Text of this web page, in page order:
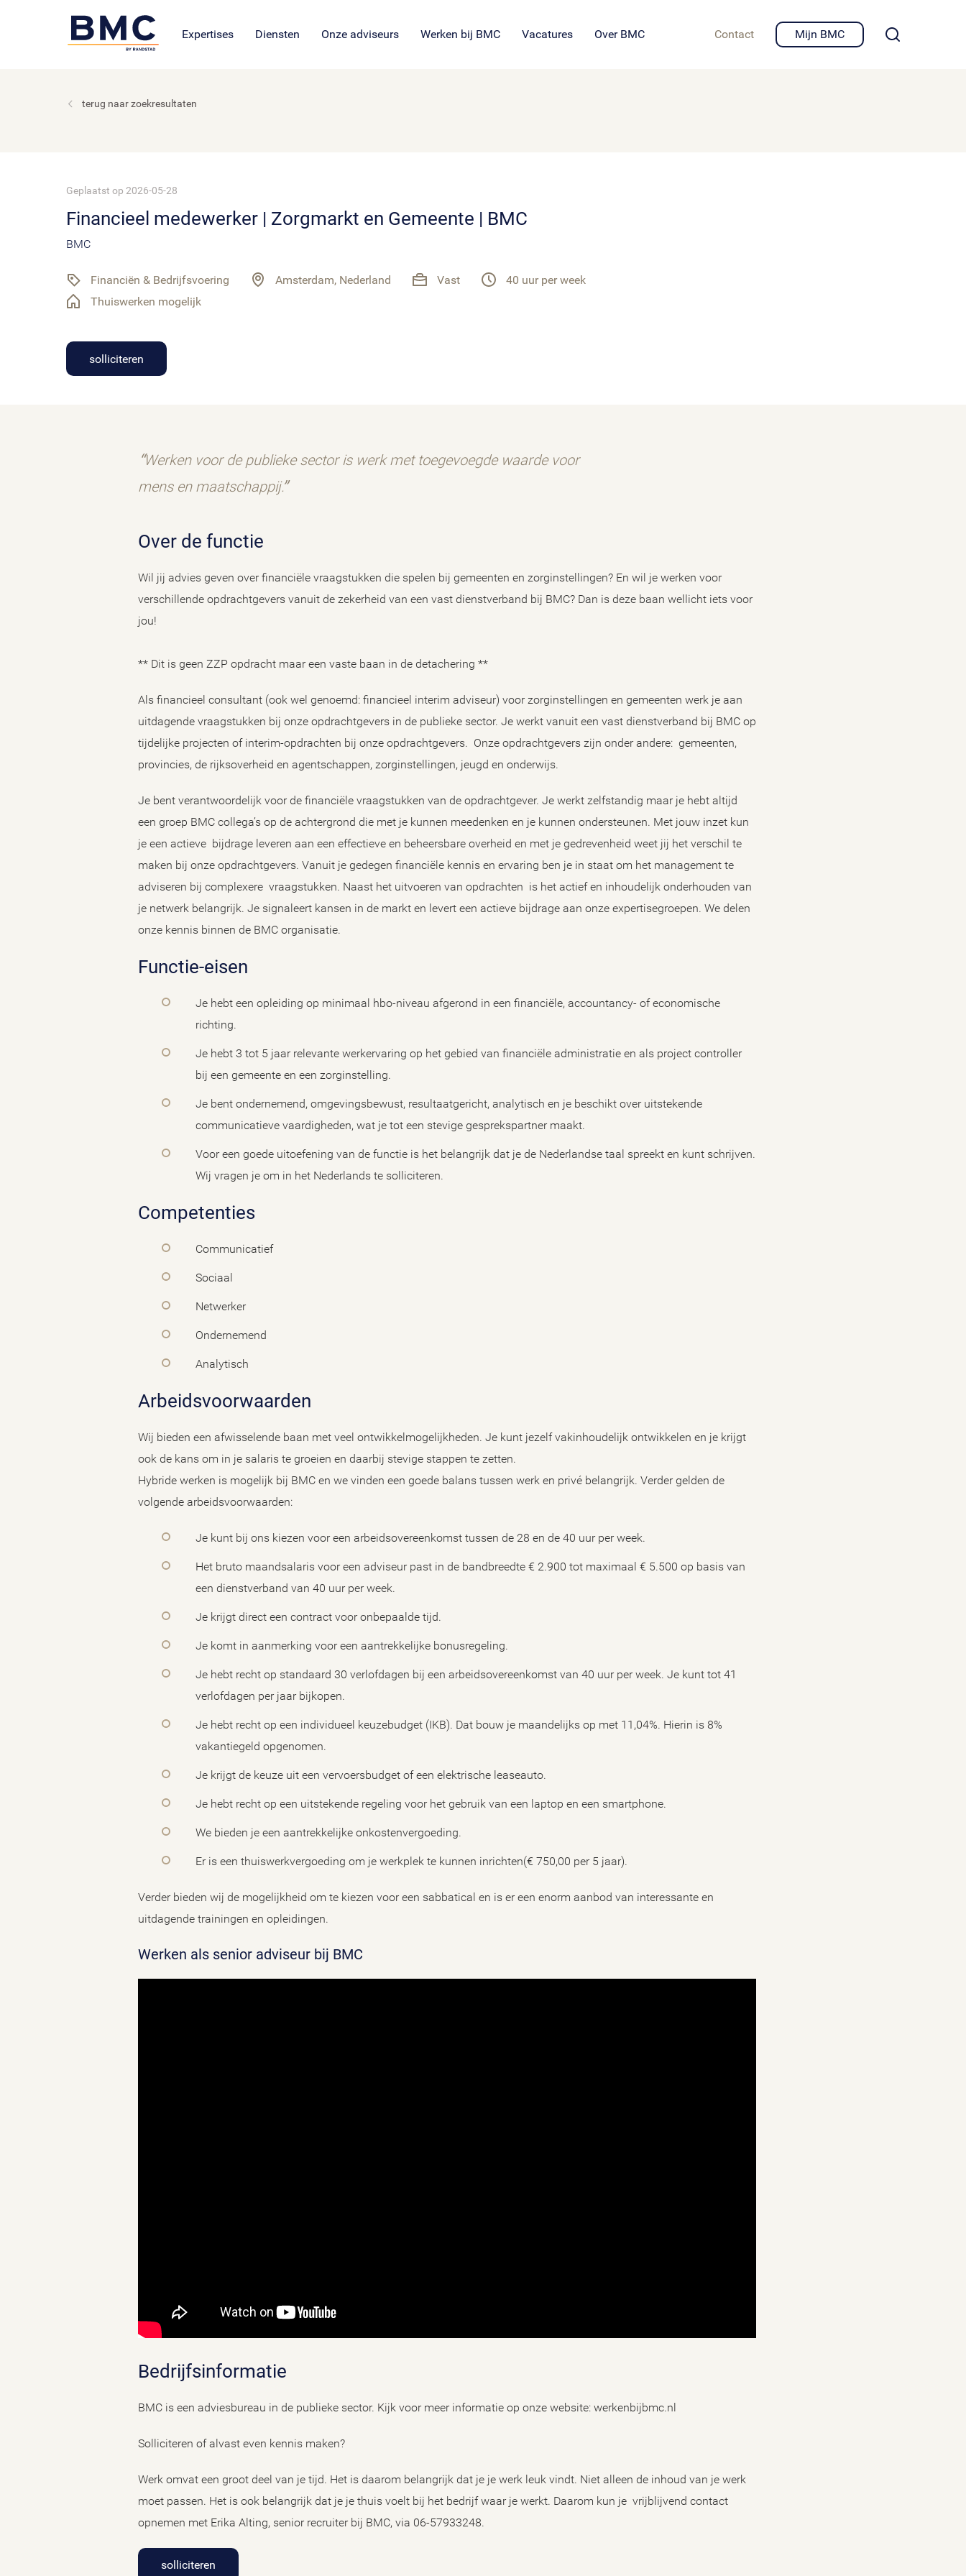
Expertises
Diensten
BMC academie: opleidingenOnze adviseurs Werken bij BMC
Onze cultuur en organisatie Vacatures
Open sollicitatie Over BMC
Contact
Mijn BMC
terug naar zoekresultaten
Financieel medewerker | Zorgmarkt en Gemeente | BMC
BMC
Geplaatst op 2026-05-28
Financiën & Bedrijfsvoering Amsterdam, Nederland Vast
40 uur per week
Thuiswerken mogelijk
solliciteren
Werken voor de publieke sector is werk met toegevoegde waarde voor
mens en maatschappij.
Over de functie
Wil jij advies geven over financiële vraagstukken die spelen bij gemeenten en zorginstellingen? En wil je werken voor
verschillende opdrachtgevers vanuit de zekerheid van een vast dienstverband bij BMC? Dan is deze baan wellicht iets voor
jou!
** Dit is geen ZZP opdracht maar een vaste baan in de detachering **
Als financieel consultant (ook wel genoemd: financieel interim adviseur) voor zorginstellingen en gemeenten werk je aan
uitdagende vraagstukken bij onze opdrachtgevers in de publieke sector. Je werkt vanuit een vast dienstverband bij BMC op
tijdelijke projecten of interim-opdrachten bij onze opdrachtgevers. Onze opdrachtgevers zijn onder andere: gemeenten,
provincies, de rijksoverheid en agentschappen, zorginstellingen, jeugd en onderwijs.
Je bent verantwoordelijk voor de financiële vraagstukken van de opdrachtgever. Je werkt zelfstandig maar je hebt altijd
een groep BMC collega’s op de achtergrond die met je kunnen meedenken en je kunnen ondersteunen. Met jouw inzet kun
je een actieve bijdrage leveren aan een effectieve en beheersbare overheid en met je gedrevenheid weet jij het verschil te
maken bij onze opdrachtgevers. Vanuit je gedegen financiële kennis en ervaring ben je in staat om het management te
adviseren bij complexere vraagstukken. Naast het uitvoeren van opdrachten is het actief en inhoudelijk onderhouden van
je netwerk belangrijk. Je signaleert kansen in de markt en levert een actieve bijdrage aan onze expertisegroepen. We delen
onze kennis binnen de BMC organisatie.
Functie-eisen
Je hebt een opleiding op minimaal hbo-niveau afgerond in een financiële, accountancy- of economische
richting.
Je hebt 3 tot 5 jaar relevante werkervaring op het gebied van financiële administratie en als project controller
bij een gemeente en een zorginstelling.
Je bent ondernemend, omgevingsbewust, resultaatgericht, analytisch en je beschikt over uitstekende
communicatieve vaardigheden, wat je tot een stevige gesprekspartner maakt.
Voor een goede uitoefening van de functie is het belangrijk dat je de Nederlandse taal spreekt en kunt schrijven.
Wij vragen je om in het Nederlands te solliciteren.
Competenties
Communicatief
Sociaal
Netwerker
Ondernemend
Analytisch
Arbeidsvoorwaarden
Wij bieden een afwisselende baan met veel ontwikkelmogelijkheden. Je kunt jezelf vakinhoudelijk ontwikkelen en je krijgt
ook de kans om in je salaris te groeien en daarbij stevige stappen te zetten.
Hybride werken is mogelijk bij BMC en we vinden een goede balans tussen werk en privé belangrijk. Verder gelden de
volgende arbeidsvoorwaarden:
Je kunt bij ons kiezen voor een arbeidsovereenkomst tussen de 28 en de 40 uur per week.
Het bruto maandsalaris voor een adviseur past in de bandbreedte € 2.900 tot maximaal € 5.500 op basis van
een dienstverband van 40 uur per week.
Je krijgt direct een contract voor onbepaalde tijd.
Je komt in aanmerking voor een aantrekkelijke bonusregeling.
Je hebt recht op standaard 30 verlofdagen bij een arbeidsovereenkomst van 40 uur per week. Je kunt tot 41
verlofdagen per jaar bijkopen.
Je hebt recht op een individueel keuzebudget (IKB). Dat bouw je maandelijks op met 11,04%. Hierin is 8%
vakantiegeld opgenomen.
Je krijgt de keuze uit een vervoersbudget of een elektrische leaseauto.
Je hebt recht op een uitstekende regeling voor het gebruik van een laptop en een smartphone.
We bieden je een aantrekkelijke onkostenvergoeding.
Er is een thuiswerkvergoeding om je werkplek te kunnen inrichten(€ 750,00 per 5 jaar).
Verder bieden wij de mogelijkheid om te kiezen voor een sabbatical en is er een enorm aanbod van interessante en
uitdagende trainingen en opleidingen.
Werken als senior adviseur bij BMC
Bedrijfsinformatie
BMC is een adviesbureau in de publieke sector. Kijk voor meer informatie op onze website: werkenbijbmc.nl
Solliciteren of alvast even kennis maken?
Werk omvat een groot deel van je tijd. Het is daarom belangrijk dat je je werk leuk vindt. Niet alleen de inhoud van je werk
moet passen. Het is ook belangrijk dat je je thuis voelt bij het bedrijf waar je werkt. Daarom kun je vrijblijvend contact
opnemen met Erika Alting, senior recruiter bij BMC, via 06-57933248.
solliciteren